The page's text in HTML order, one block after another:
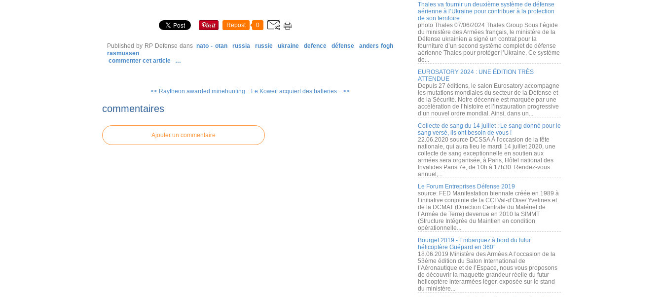
Repost 0
Published by RP Defense dans nato - otan russia russie ukraine defence défense
anders fogh
rasmussen
commenter cet article
…
<< Raytheon awarded minehunting... Le Koweït acquiert des batteries... >>
commentaires
Ajouter un commentaire
Thales va fournir un deuxième système de défense
aérienne à l’Ukraine pour contribuer à la protection
de son territoire
photo Thales 07/06/2024 Thales Group Sous l’égide
du ministère des Armées français, le ministère de la
Défense ukrainien a signé un contrat pour la
fourniture d’un second système complet de défense
aérienne Thales pour protéger l’Ukraine. Ce système
de...
EUROSATORY 2024 : UNE ÉDITION TRÈS
ATTENDUE
Depuis 27 éditions, le salon Eurosatory accompagne
les mutations mondiales du secteur de la Défense et
de la Sécurité. Notre décennie est marquée par une
accélération de l’histoire et l’instauration progressive
d’un nouvel ordre mondial. Ainsi, dans un...
Collecte de sang du 14 juillet : Le sang donné pour le
sang versé, ils ont besoin de vous !
22.06.2020 source DCSSA À l'occasion de la fête
nationale, qui aura lieu le mardi 14 juillet 2020, une
collecte de sang exceptionnelle en soutien aux
armées sera organisée, à Paris, Hôtel national des
Invalides Paris 7e, de 10h à 17h30. Rendez-vous
annuel,...
Le Forum Entreprises Défense 2019
source: FED Manifestation biennale créée en 1989 à
l’initiative conjointe de la CCI Val-d’Oise/ Yvelines et
de la DCMAT (Direction Centrale du Matériel de
l’Armée de Terre) devenue en 2010 la SIMMT
(Structure Intégrée du Maintien en condition
opérationnelle...
Bourget 2019 - Embarquez à bord du futur
hélicoptère Guépard en 360°
18.06.2019 Ministère des Armées A l’occasion de la
53ème édition du Salon International de
l’Aéronautique et de l’Espace, nous vous proposons
de découvrir la maquette grandeur réelle du futur
hélicoptère interarmées léger, exposée sur le stand
du ministère...